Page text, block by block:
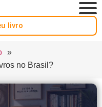
livro
»
no Brasil?